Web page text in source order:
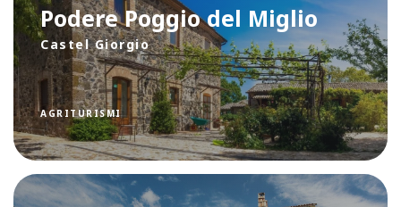
Podere Poggio del Miglio
Castel Giorgio
AGRITURISMI